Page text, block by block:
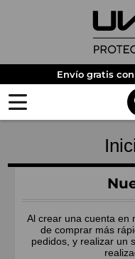
Envío gratis
Al crear una cuenta en
de comprar más
pedidos, y realizar un